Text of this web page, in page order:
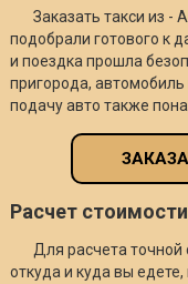
Заказать такси из -
подобрали готового к
и поездка прошла
пригорода, автомобиль
подачу авто также
Расчет стоимости
Для расчета точной
откуда и куда вы